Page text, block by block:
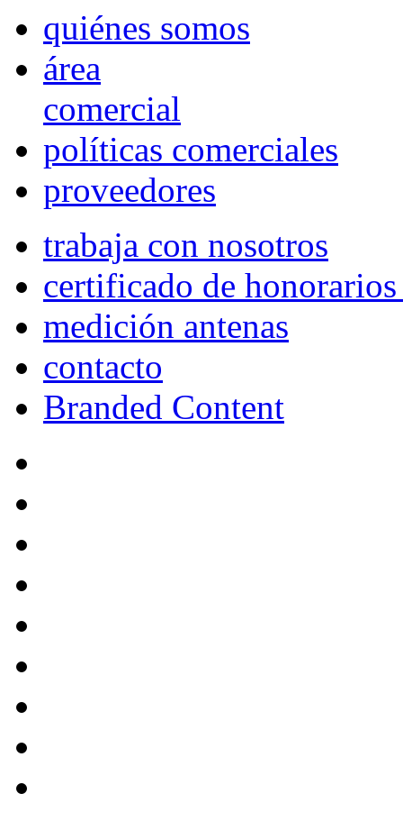
quiénes somos
área
comercial
políticas comerciales
proveedores
trabaja con nosotros
certificado de
medición antenas
contacto
Branded Content